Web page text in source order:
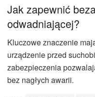
Jak zapewnić
odwadniającej?
Kluczowe znaczenie
urządzenie przed
zabezpieczenia
bez nagłych awarii.